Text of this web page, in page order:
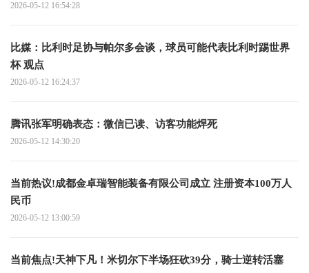
2026-05-12 16:54:28
比媒：比利时足协与帕尔多会谈，球员可能代表比利时踢世界
杯 观点
2026-05-12 16:24:37
腾讯张军明确表态：微信已读、访客功能焊死
2026-05-12 14:30:20
当前热议!成都金卓瑞智能装备有限公司成立 注册资本100万人
民币
2026-05-12 13:00:59
当前焦点!天神下凡！米切尔下半场狂砍39分，骑士逆转活塞